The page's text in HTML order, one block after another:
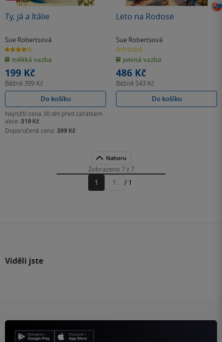
Ty, já a Itálie
Sue Robertsová
4.2
z
5
hvězdiček
měkká vazba
199 Kč
Běžně 399 Kč
Do košíku
Nejnižší cena 30 dní před začátkem
akce: 319 Kč
Doporučená cena: 399 Kč
Leto na Rodose
Sue Robertsová
0.0
z
5
hvězdiček
pevná vazba
486 Kč
Běžně 543 Kč
Do košíku
Nahoru
Zobrazeno 7 z 7
1
Přejít
/ 1
Viděli jste